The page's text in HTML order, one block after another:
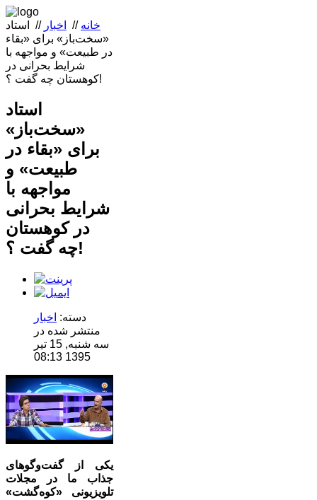
خانه // اخبار //
استاد
«سخت‌باز» برای «بقاء
در طبیعت» و مواجهه با
شرایط بحرانی در
کوهستان چه گفت ؟!
استاد
«سخت‌باز»
برای «بقاء در
طبیعت» و
مواجهه با
شرایط بحرانی
در کوهستان
چه گفت ؟!
دسته: اخبار
منتشر شده در
سه شنبه, 15 تیر
1395 08:13
یکی از گفت‌وگوهای
جذاب ما در مجلات
تلویزیونی «کوه‌گشت»